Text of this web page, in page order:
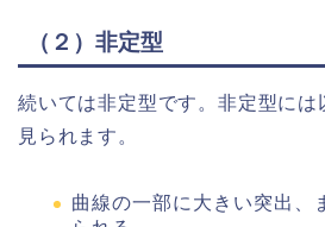
（２）非定型
続いては非定型です。非定型には
見られます。
曲線の一部に大きい突出、